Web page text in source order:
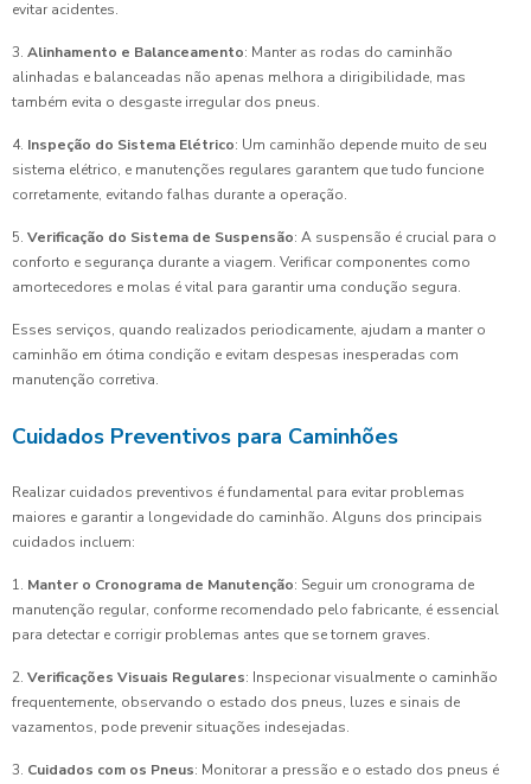
evitar acidentes.
3. Alinhamento e Balanceamento: Manter as rodas do caminhão
alinhadas e balanceadas não apenas melhora a dirigibilidade, mas
também evita o desgaste irregular dos pneus.
4. Inspeção do Sistema Elétrico: Um caminhão depende muito de seu
sistema elétrico, e manutenções regulares garantem que tudo funcione
corretamente, evitando falhas durante a operação.
5. Verificação do Sistema de Suspensão: A suspensão é crucial para o
conforto e segurança durante a viagem. Verificar componentes como
amortecedores e molas é vital para garantir uma condução segura.
Esses serviços, quando realizados periodicamente, ajudam a manter o
caminhão em ótima condição e evitam despesas inesperadas com
manutenção corretiva.
Cuidados Preventivos para Caminhões
Realizar cuidados preventivos é fundamental para evitar problemas
maiores e garantir a longevidade do caminhão. Alguns dos principais
cuidados incluem:
1. Manter o Cronograma de Manutenção: Seguir um cronograma de
manutenção regular, conforme recomendado pelo fabricante, é essencial
para detectar e corrigir problemas antes que se tornem graves.
2. Verificações Visuais Regulares: Inspecionar visualmente o caminhão
frequentemente, observando o estado dos pneus, luzes e sinais de
vazamentos, pode prevenir situações indesejadas.
3. Cuidados com os Pneus: Monitorar a pressão e o estado dos pneus é